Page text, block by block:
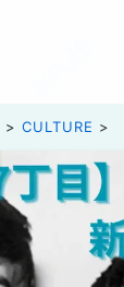
CULTURE